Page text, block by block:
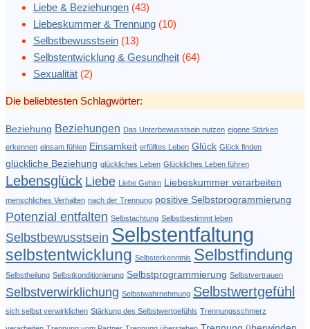
Liebe & Beziehungen (43)
Liebeskummer & Trennung (10)
Selbstbewusstsein (13)
Selbstentwicklung & Gesundheit (64)
Sexualität (2)
Die beliebtesten Schlagwörter:
Beziehung Beziehungen Das Unterbewusstsein nutzen eigene Stärken
erkennen einsam fühlen Einsamkeit erfülltes Leben Glück Glück finden
glückliche Beziehung glückliches Leben Glückliches Leben führen
Lebensglück Liebe Liebe Gehirn Liebeskummer verarbeiten
menschliches Verhalten nach der Trennung positive Selbstprogrammierung
Potenzial entfalten Selbstachtung Selbstbestimmt leben
Selbstbewusstsein Selbstentfaltung
selbstentwicklung Selbsterkenntnis Selbstfindung
Selbstheilung Selbstkonditionierung Selbstprogrammierung Selbstvertrauen
Selbstverwirklichung Selbstwahrnehmung Selbstwertgefühl
sich selbst verwirklichen Stärkung des Selbstwertgefühls Trennungsschmerz